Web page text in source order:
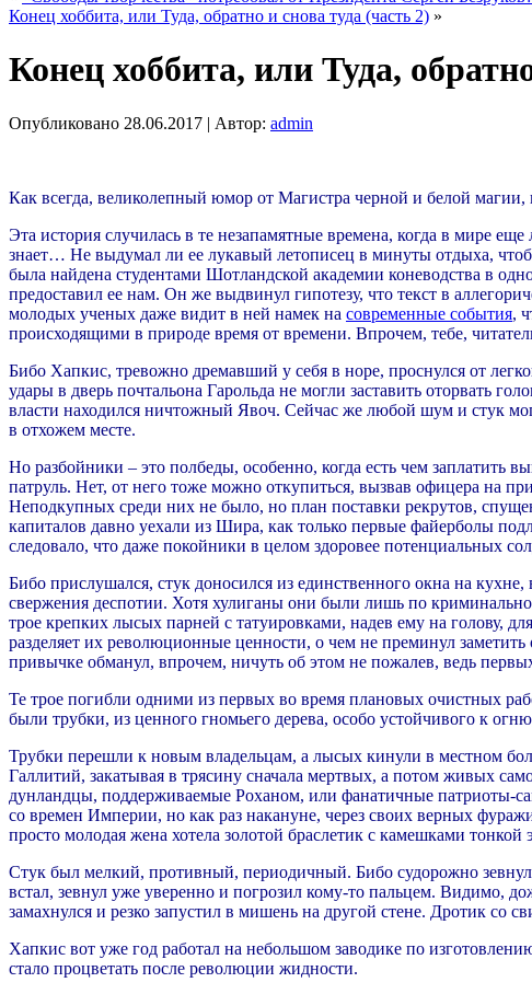
Конец хоббита, или Туда, обратно и снова туда (часть 2) »
Конец хоббита, или Туда,
Опубликовано 28.06.2017 | Автор: admin
Как всегда, великолепный юмор от Магистра черной и белой
Эта история случилась в те незапамятные времена, когда в мире
знает… Не выдумал ли ее лукавый летописец в минуты отдыха,
была найдена студентами Шотландской академии коневодства в
предоставил ее нам. Он же выдвинул гипотезу, что текст в
молодых ученых даже видит в ней намек на современные события,
происходящими в природе время от времени. Впрочем, тебе,
Бибо Хапкис, тревожно дремавший у себя в норе, проснулся от
удары в дверь почтальона Гарольда не могли заставить оторвать
власти находился ничтожный Явоч. Сейчас же любой шум и стук
в отхожем месте.
Но разбойники – это полбеды, особенно, когда есть чем заплатить
патруль. Нет, от него тоже можно откупиться, вызвав офицера на
Неподкупных среди них не было, но план поставки рекрутов,
капиталов давно уехали из Шира, как только первые файерболы
следовало, что даже покойники в целом здоровее потенциальных
Бибо прислушался, стук доносился из единственного окна на
свержения деспотии. Хотя хулиганы они были лишь по
трое крепких лысых парней с татуировками, надев ему на голову,
разделяет их революционные ценности, о чем не преминул
привычке обманул, впрочем, ничуть об этом не пожалев, ведь
Те трое погибли одними из первых во время плановых очистных
были трубки, из ценного гномьего дерева, особо устойчивого к
Трубки перешли к новым владельцам, а лысых кинули в местном
Галлитий, закатывая в трясину сначала мертвых, а потом живых
дунландцы, поддерживаемые Роханом, или фанатичные патриоты-
со времен Империи, но как раз накануне, через своих верных
просто молодая жена хотела золотой браслетик с камешками
Стук был мелкий, противный, периодичный. Бибо судорожно
встал, зевнул уже уверенно и погрозил кому-то пальцем. Видимо,
замахнулся и резко запустил в мишень на другой стене. Дротик со
Хапкис вот уже год работал на небольшом заводике по
стало процветать после революции жидности.